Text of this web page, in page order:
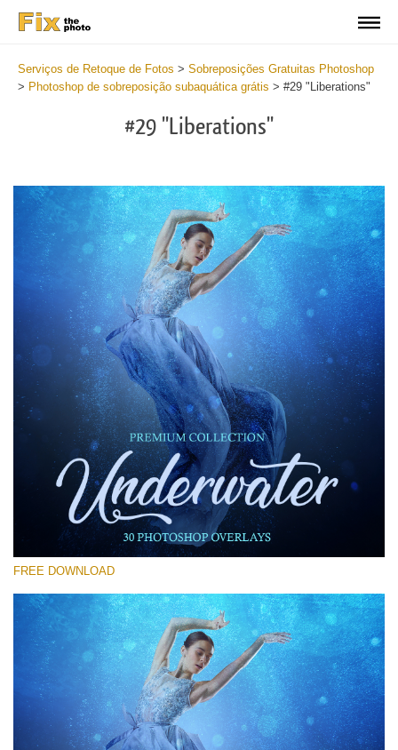
Serviços de Retoque de Fotos > Sobreposições Gratuitas Photoshop
> Photoshop de sobreposição subaquática grátis > #29 "Liberations"
#29 "Liberations"
Por favor selecione
Free Photoshop Overlay #29
Small 800*533px
Underwater Overlays
(30 Overlays)
Light Sparkling
(740 Overlays)
Large 6000*4000px
Entire Collection
(1783 Overlays)
FREE DOWNLOAD